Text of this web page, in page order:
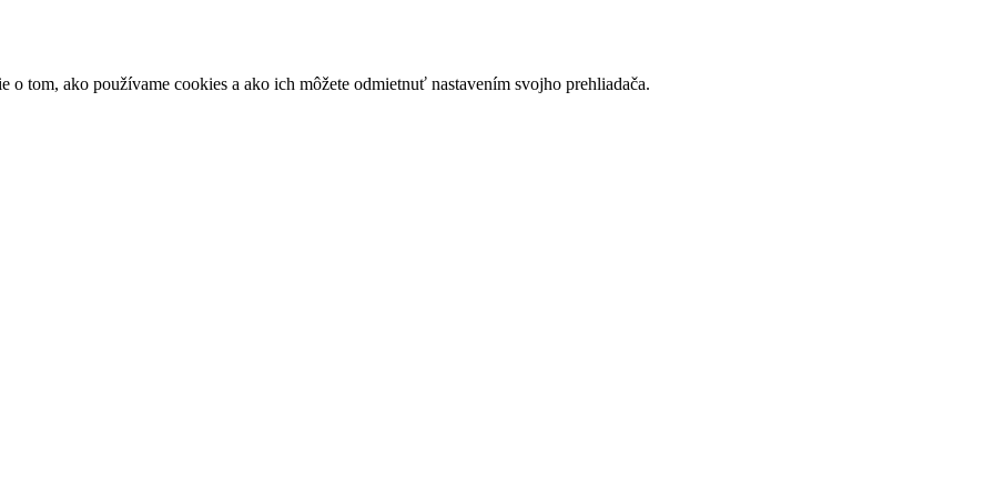
o tom, ako používame cookies a ako ich môžete odmietnuť nastavením svojho prehliadača.